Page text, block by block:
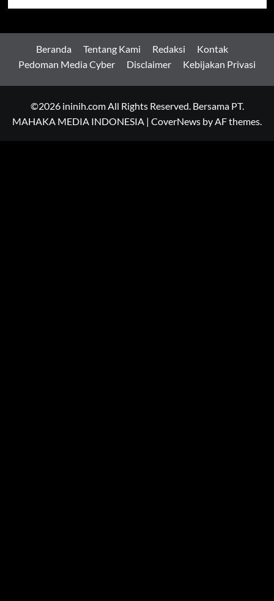
Beranda Tentang Kami Redaksi
Kontak
Pedoman Media Cyber
Disclaimer Kebijakan Privasi
©2026 ininih.com All Rights Reserved. Bersama PT.
MAHAKA MEDIA INDONESIA | CoverNews by AF themes.